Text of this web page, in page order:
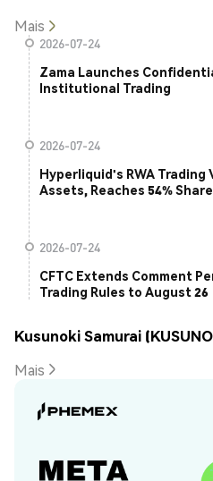
Mais
2026-07-24
Zama Launches
Institutional Trading
2026-07-24
Hyperliquid's RWA Trading
Assets, Reaches 54% Share
2026-07-24
CFTC Extends Comment
Trading Rules to August 26
Kusunoki Samurai
Mais